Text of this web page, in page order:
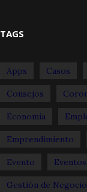
TAGS
Apps Casos
Consejos
Economía
Emprendimiento
Evento Eventos
Gestión de